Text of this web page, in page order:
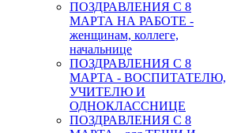
ПОЗДРАВЛЕНИЯ С 8
МАРТА НА РАБОТЕ -
женщинам, коллеге,
начальнице
ПОЗДРАВЛЕНИЯ С 8
МАРТА - ВОСПИТАТЕЛЮ,
УЧИТЕЛЮ И
ОДНОКЛАССНИЦЕ
ПОЗДРАВЛЕНИЯ С 8